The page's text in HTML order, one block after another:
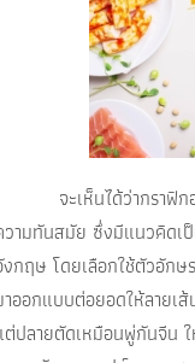
ะเห็นได้ว่ากราฟิกออก
ามทันสมัย ซึ่งมีแนวคิดเ
กฤษ โดยเลือกใช้ตัวอักษ
ออกแบบต่อยอดให้ลายเ
ปลายตัดเหมือนพู่กันจีน ใ